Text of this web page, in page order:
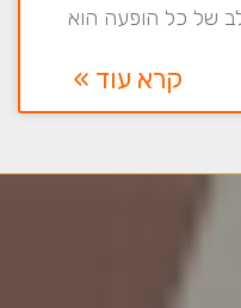
של כל הופעה הוא
קרא עוד »